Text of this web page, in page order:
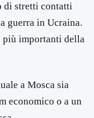
di stretti contatti
guerra in Ucraina.
più importanti della
a Mosca sia
economico o a un